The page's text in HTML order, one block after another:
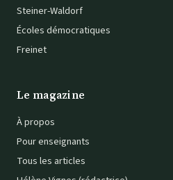
Steiner-Waldorf
Écoles démocratiques
Freinet
Le magazine
À propos
Pour enseignants
Tous les articles